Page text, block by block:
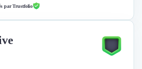
par Trustfolio